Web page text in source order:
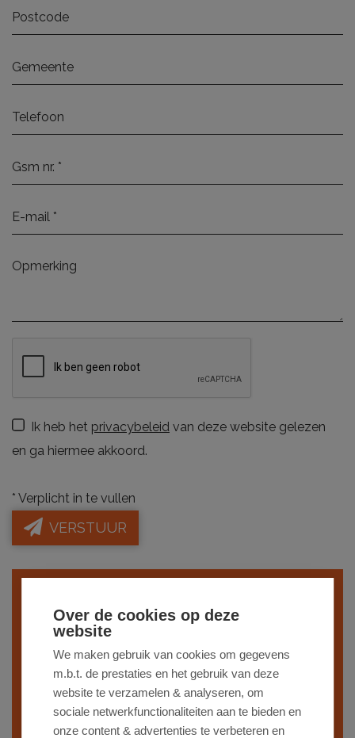
Ik heb het privacybeleid van deze website gelezen
en ga hiermee akkoord.
* Verplicht in te vullen
VERSTUUR
pand,schrijf je dan in
op onze nieuwsbrief
en blijf op de hoogte van onsrecentste
aanbod.
SCHRIJF JE IN
Over de cookies op deze
website
We maken gebruik van cookies om gegevens
m.b.t. de prestaties en het gebruik van deze
website te verzamelen & analyseren, om
sociale netwerkfunctionaliteiten aan te bieden en
onze content & advertenties te verbeteren en